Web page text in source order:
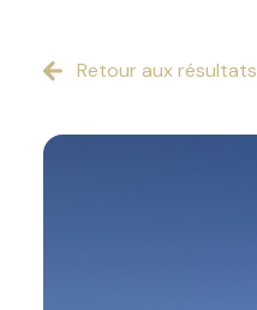
BIENS
Retour aux résultats